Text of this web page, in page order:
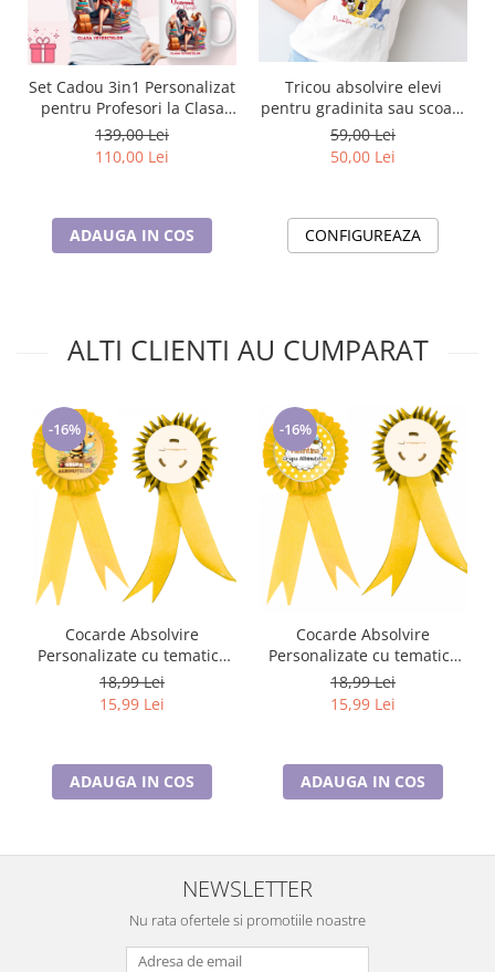
Set Cadou 3in1 Personalizat
pentru Profesori la Clasa
Veveritelor de 8 Martie
139,00 Lei
110,00 Lei
ADAUGA IN COS
Tricou absolvire elevi
pentru gradinita sau scoala
Clasa Romanasilor
ABS11200
59,00 Lei
50,00 Lei
CONFIGUREAZA
ALTI CLIENTI AU CUMPARAT
-16%
Cocarde Absolvire
Personalizate cu tematica
clasei
18,99 Lei
15,99 Lei
ADAUGA IN COS
-16%
Cocarde Absolvire
Personalizate cu tematica
clasei
18,99 Lei
15,99 Lei
ADAUGA IN COS
NEWSLETTER
Nu rata ofertele si promotiile noastre